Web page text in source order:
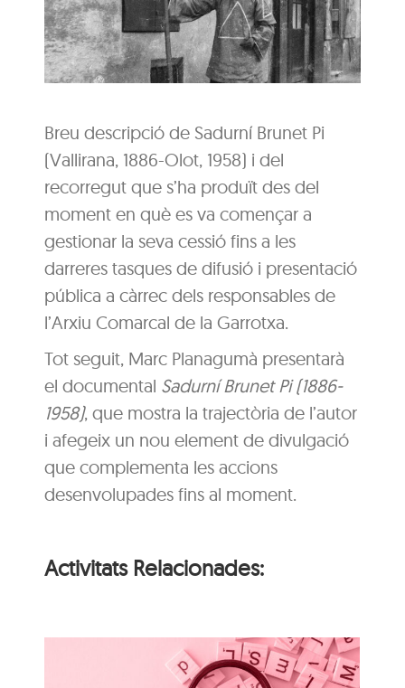
Breu descripció de Sadurní Brunet Pi
(Vallirana, 1886-Olot, 1958) i del
recorregut que s’ha produït des del
moment en què es va començar a
gestionar la seva cessió fins a les
darreres tasques de difusió i presentació
pública a càrrec dels responsables de
l’Arxiu Comarcal de la Garrotxa.
Tot seguit, Marc Planagumà presentarà
el documental Sadurní Brunet Pi (1886-
1958), que mostra la trajectòria de l’autor
i afegeix un nou element de divulgació
que complementa les accions
desenvolupades fins al moment.
Activitats Relacionades: